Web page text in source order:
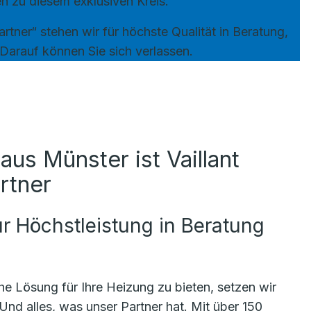
stehen wir für höchste Qualität in Beratung,
können Sie sich verlassen.
Münster ist Vaillant
Höchstleistung in Beratung
Lösung für Ihre Heizung zu bieten, setzen wir
alles, was unser Partner hat. Mit über 150